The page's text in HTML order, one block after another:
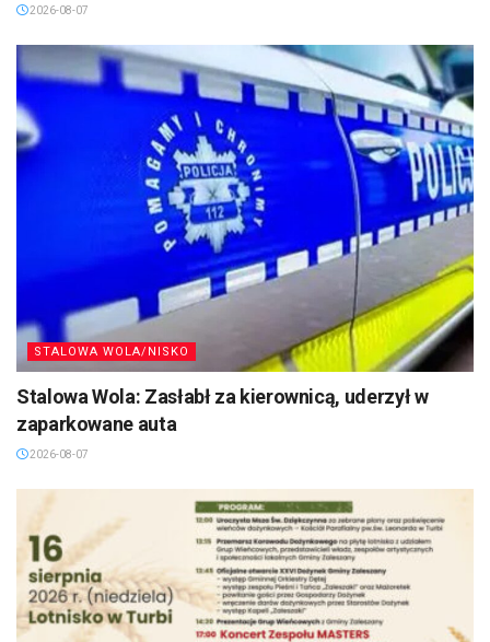
2026-08-07
STALOWA WOLA/NISKO
Stalowa Wola: Zasłabł za kierownicą, uderzył w
zaparkowane auta
2026-08-07